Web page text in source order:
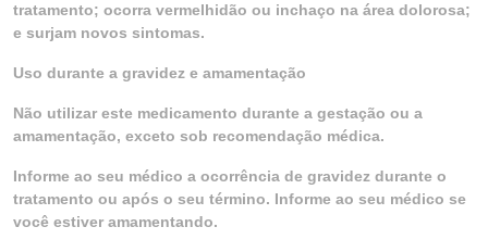
tratamento; ocorra vermelhidão ou inchaço na área dolorosa;
e surjam novos sintomas.
Uso durante a gravidez e amamentação
Não utilizar este medicamento durante a gestação ou a
amamentação, exceto sob recomendação médica.
Informe ao seu médico a ocorrência de gravidez durante o
tratamento ou após o seu término. Informe ao seu médico se
você estiver amamentando.